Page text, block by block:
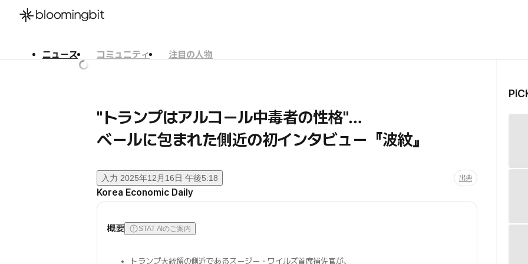
ニュース コミュニティ
注目の人物
"トランプはアルコール中毒者の性格"…
ベールに包まれた側近の初インタビュー『波紋』
入力 2025年12月16日 午後5:18 出典
Korea Economic Daily
概要 STAT AIのご案内
トランプ大統領の側近であるスージー・ワイルズ首席補佐官が、